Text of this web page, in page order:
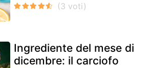
Ingrediente del mese di
dicembre: il carciofo